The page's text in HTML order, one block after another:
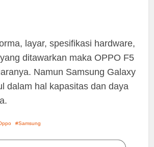
layar, spesifikasi hardware,
ditawarkan maka OPPO F5
Namun Samsung Galaxy
dalam hal kapasitas dan daya
Samsung